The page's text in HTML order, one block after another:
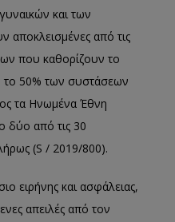
και των
αποκλεισμένες από τις
που καθορίζουν το
50% των συστάσεων
τα Ηνωμένα Έθνη
δύο από τις 30
(S / 2019/800).
ειρήνης και ασφάλειας,
απειλές από τον